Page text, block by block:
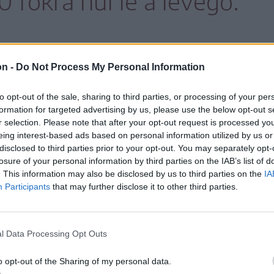
- Do Not Process My Personal Information
opt-out of the sale, sharing to third parties, or processing of your
for targeted advertising by us, please use the below opt-out
selection. Please note that after your opt-out request is processed
interest-based ads based on personal information utilized by us
to third parties prior to your opt-out. You may separately
of your personal information by third parties on the IAB’s list of
This information may also be disclosed by us to third parties on the
Participants that may further disclose it to other third parties.
Data Processing Opt Outs
opt-out of the Sharing of my personal data.
Munténia nyugati felében, Körösvidék
narancssárga jelzésű (másodfokú)
értékek jelentősen meg
sokéves átlagot.
melegszik fel a levegő, a hőmérséklet-
a kritikus 80-as szintet, az éjszakai